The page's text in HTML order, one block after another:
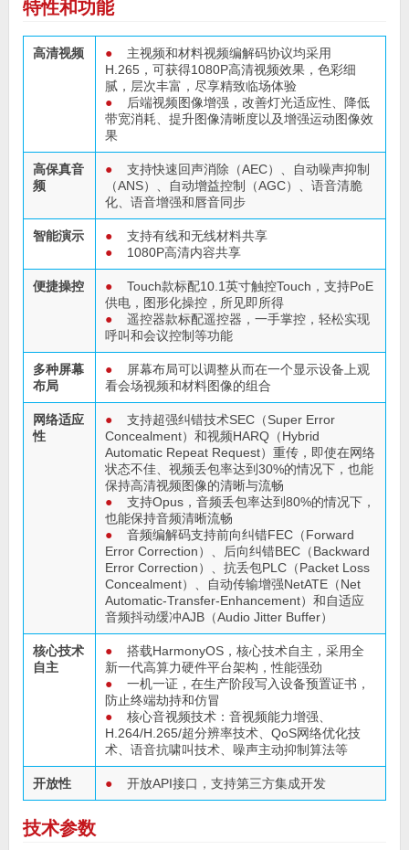
特性和功能
高清视频 ● 主视频和材料视频编解码协议均采用
H.265，可获得1080P高清视频效果，色彩细
腻，层次丰富，尽享精致临场体验
● 后端视频图像增强，改善灯光适应性、降低
带宽消耗、提升图像清晰度以及增强运动图像效
果
高保真音
频
● 支持快速回声消除（AEC）、自动噪声抑制
（ANS）、自动增益控制（AGC）、语音清脆
化、语音增强和唇音同步
智能演示 ● 支持有线和无线材料共享
● 1080P高清内容共享
便捷操控 ● Touch款标配10.1英寸触控Touch，支持PoE
供电，图形化操控，所见即所得
● 遥控器款标配遥控器，一手掌控，轻松实现
呼叫和会议控制等功能
多种屏幕
布局
● 屏幕布局可以调整从而在一个显示设备上观
看会场视频和材料图像的组合
网络适应
性
● 支持超强纠错技术SEC（Super Error
Concealment）和视频HARQ（Hybrid
Automatic Repeat Request）重传，即使在网络
状态不佳、视频丢包率达到30%的情况下，也能
保持高清视频图像的清晰与流畅
● 支持Opus，音频丢包率达到80%的情况下，
也能保持音频清晰流畅
● 音频编解码支持前向纠错FEC（Forward
Error Correction）、后向纠错BEC（Backward
Error Correction）、抗丢包PLC（Packet Loss
Concealment）、自动传输增强NetATE（Net
Automatic-Transfer-Enhancement）和自适应
音频抖动缓冲AJB（Audio Jitter Buffer）
核心技术
自主
● 搭载HarmonyOS，核心技术自主，采用全
新一代高算力硬件平台架构，性能强劲
● 一机一证，在生产阶段写入设备预置证书，
防止终端劫持和仿冒
● 核心音视频技术：音视频能力增强、
H.264/H.265/超分辨率技术、QoS网络优化技
术、语音抗啸叫技术、噪声主动抑制算法等
开放性 ● 开放API接口，支持第三方集成开发
技术参数